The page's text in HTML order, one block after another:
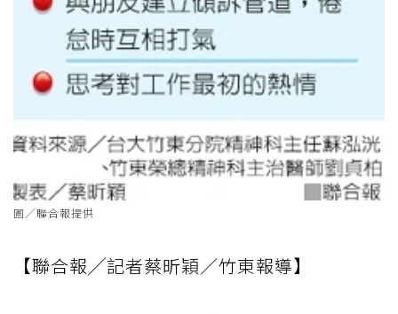
圖／聯合報提供
【聯合報╱記者蔡昕穎／竹東報導】